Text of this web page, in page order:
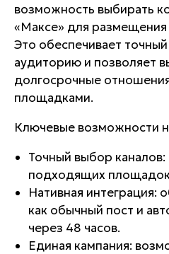
возможность выбирать
«Максе» для размещения
Это обеспечивает
аудиторию и позволяет
долгосрочные
площадками.
Ключевые возможности
Точный выбор
подходящих
Нативная интеграция:
как обычный пост и
через 48 часов.
Единая кампания: